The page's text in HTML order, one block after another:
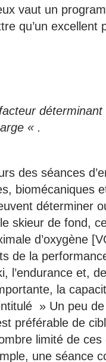
vaut un
qu’un excellent
« .
des séances
biomécaniques
déterminer
skieur de fond,
d’oxygène
de la
l’endurance et,
la
» Un peu
préférable de
limité de ces
une séance